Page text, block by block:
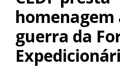
homenagem
guerra da